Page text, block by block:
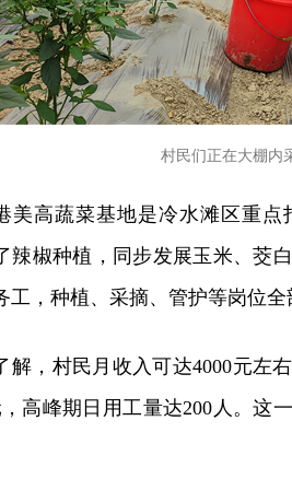
村民们正在大棚内
美高蔬菜基地是冷水滩区重
辣椒种植，同步发展玉米、茭
工，种植、采摘、管护等岗位全
解，村民月收入可达4000元左
高峰期日用工量达200人。这